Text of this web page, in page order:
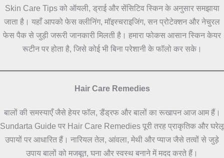
Skin Care Tips को ऑयली, ड्राई और सेंसिटिव स्किन के अनुसार समझाया
जाता है। यहाँ आपको फेस क्लीनिंग, मॉइस्चराइजिंग, सन प्रोटेक्शन और नेचुरल
फेस पैक से जुड़ी जरूरी जानकारी मिलती है। हमारा फोकस आसान स्किन केयर
रूटीन पर होता है, जिसे कोई भी बिना परेशानी के फॉलो कर सके।
Hair Care Remedies
बालों की समस्याएँ जैसे हेयर फॉल, डैंड्रफ और बालों का रूखापन आज आम हैं।
Sundarta Guide पर Hair Care Remedies पूरी तरह प्राकृतिक और घरेलू
उपायों पर आधारित हैं। नारियल तेल, आंवला, मेथी और प्याज जैसे तत्वों से जुड़े
उपाय बालों को मजबूत, घना और स्वस्थ बनाने में मदद करते हैं।